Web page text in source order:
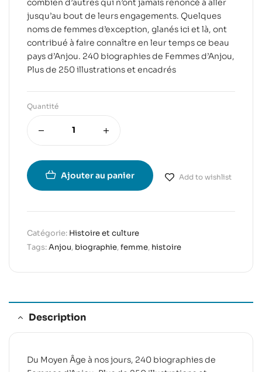
combien d’autres qui n’ont jamais renoncé à aller
jusqu’au bout de leurs engagements. Quelques
noms de femmes d’exception, glanés ici et là, ont
contribué à faire connaître en leur temps ce beau
pays d’Anjou. 240 biographies de Femmes d’Anjou,
Plus de 250 illustrations et encadrés
Quantité
Ajouter au panier Add to wishlist
Catégorie: Histoire et culture
Tags:Anjou, biographie,femme, histoire
Description
Du Moyen Âge à nos jours, 240 biographies de